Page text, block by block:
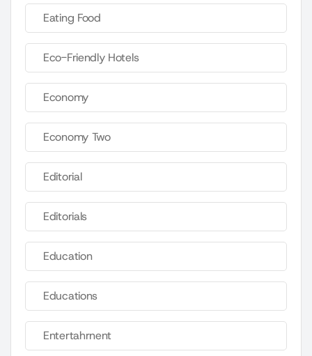
Eating Food
Eco-Friendly Hotels
Economy
Economy Two
Editorial
Editorials
Education
Educations
Entertahrnent